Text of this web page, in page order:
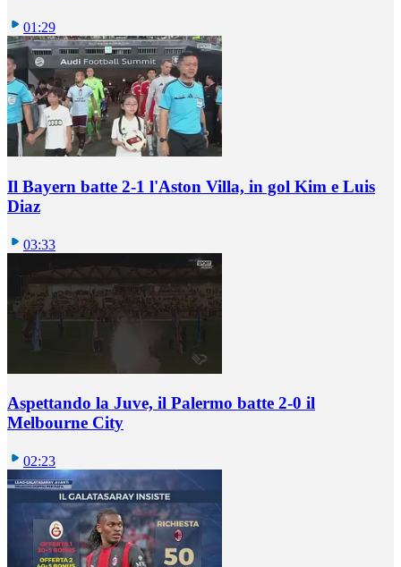
01:29
Il Bayern batte 2-1 l'Aston Villa, in gol Kim e Luis
Diaz
03:33
Aspettando la Juve, il Palermo batte 2-0 il
Melbourne City
02:23